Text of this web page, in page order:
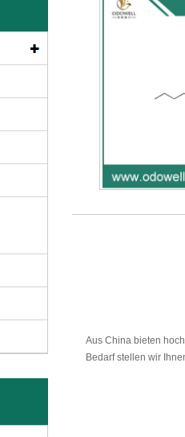
Aus China bieten
Bedarf stellen wir